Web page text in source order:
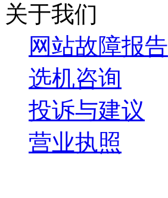
关于我们
网站故障报告
选机咨询
投诉与建议
营业执照